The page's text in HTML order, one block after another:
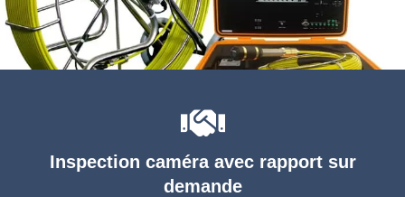
Inspection caméra avec rapport sur
demande